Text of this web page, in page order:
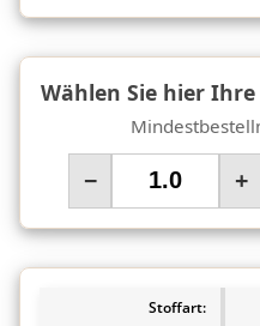
Wählen Sie hier
− +
Stoffart: